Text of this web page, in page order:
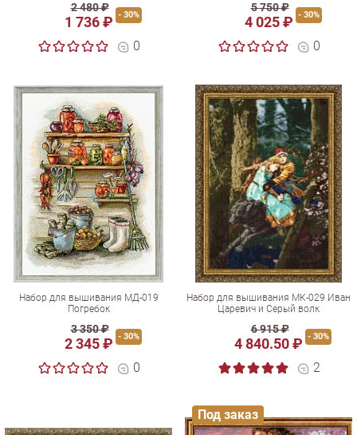
2 480 ₽
1 736 ₽ - 30%
0
5 750 ₽
4 025 ₽ - 30%
0
Набор для вышивания МД-019
Погребок
3 350 ₽
2 345 ₽ - 30%
0
Набор для вышивания МК-029 Иван
Царевич и Серый волк
6 915 ₽
4 840.50 ₽ - 30%
2
Под заказ